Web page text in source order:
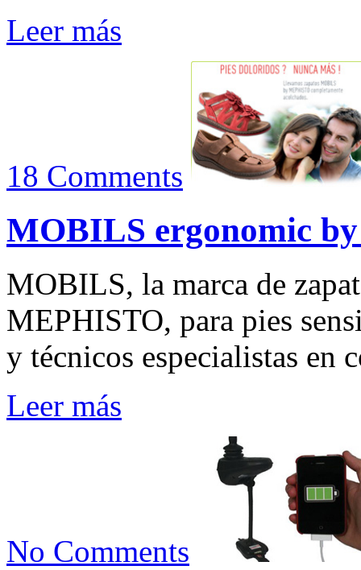
Leer más
18 Comments
MOBILS ergonomic
MOBILS, la marca de
MEPHISTO, para pies
y técnicos especialistas en
Leer más
No Comments